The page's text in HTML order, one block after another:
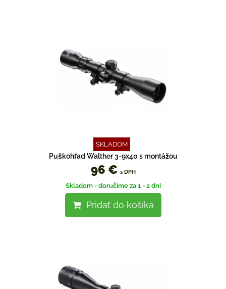
SKLADOM
Puškohľad Walther 3-9x40 s montážou
96 € s DPH
Skladom - doručíme za 1 - 2 dni
Pridať do košíka